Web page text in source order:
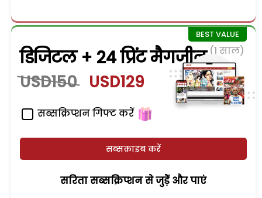
डिजिटल + 24 प्रिंट मैगजीन (1 साल)
USD150 USD129
सब्सक्रिप्शन गिफ्ट करें
सब्सक्राइब करें
सरिता सब्सक्रिप्शन से जुड़ेें और पाएं